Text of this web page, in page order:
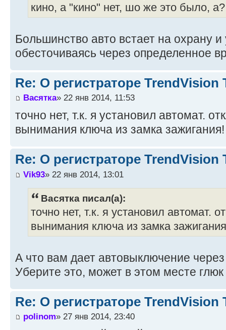
кино, а "кино" нет, шо же это было, а?
Большинство авто встает на охрану
обесточиваясь через определенное
Re: О регистраторе TrendVision
Васятка» 22 янв 2014, 11:53
точно нет, т.к. я установил автомат.
вынимания ключа из замка
Re: О регистраторе TrendVision
Vik93» 22 янв 2014, 13:01
Васятка писал(а):
точно нет, т.к. я установил автомат.
вынимания ключа из замка
А что вам дает автовыключение через
Уберите это, может в этом месте
Re: О регистраторе TrendVision
polinom» 27 янв 2014, 23:40